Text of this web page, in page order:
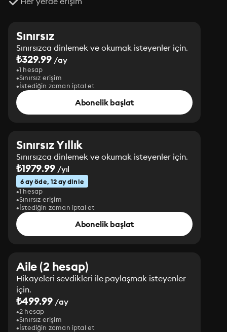
Sınırsız
Sınırsızca dinlemek ve okumak isteyenler için.
₺329.99 /ay
1 hesap
Sınırsız erişim
İstediğin zaman iptal et
Abonelik başlat
Sınırsız Yıllık
Sınırsızca dinlemek ve okumak isteyenler için.
₺1979.99/yıl
6 ay öde, 12 ay dinle
1 hesap
Sınırsız erişim
İstediğin zaman iptal et
Abonelik başlat
Aile (2 hesap)
Hikayeleri sevdikleri ile paylaşmak isteyenler
için.
₺499.99 /ay
2 hesap
Sınırsız erişim
İstediğin zaman iptal et